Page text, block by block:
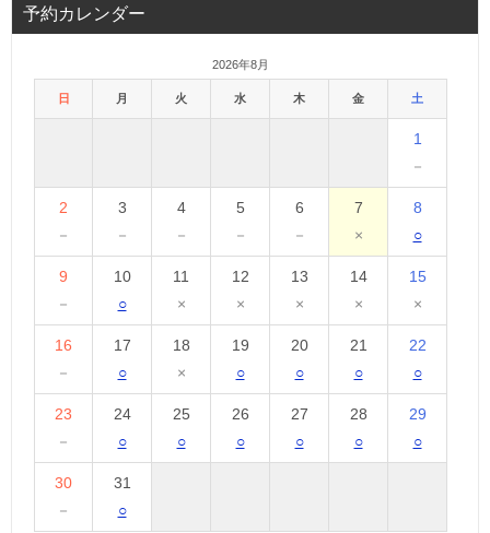
予約カレンダー
2026年8月
日 月 火 水 木 金 土
1
－
2
－
3
－
4
－
5
－
6
－
7
×
8
○
9
－
10
○
11
×
12
×
13
×
14
×
15
×
16
－
17
○
18
×
19
○
20
○
21
○
22
○
23
－
24
○
25
○
26
○
27
○
28
○
29
○
30
－
31
○